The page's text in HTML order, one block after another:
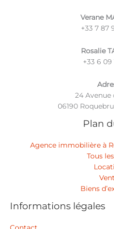
Verane
‪+33 7 87
Rosalie
‪+33 6 09
24 Avenue
06190
Plan
Agence immobilière à
Tous
Biens
Informations légales